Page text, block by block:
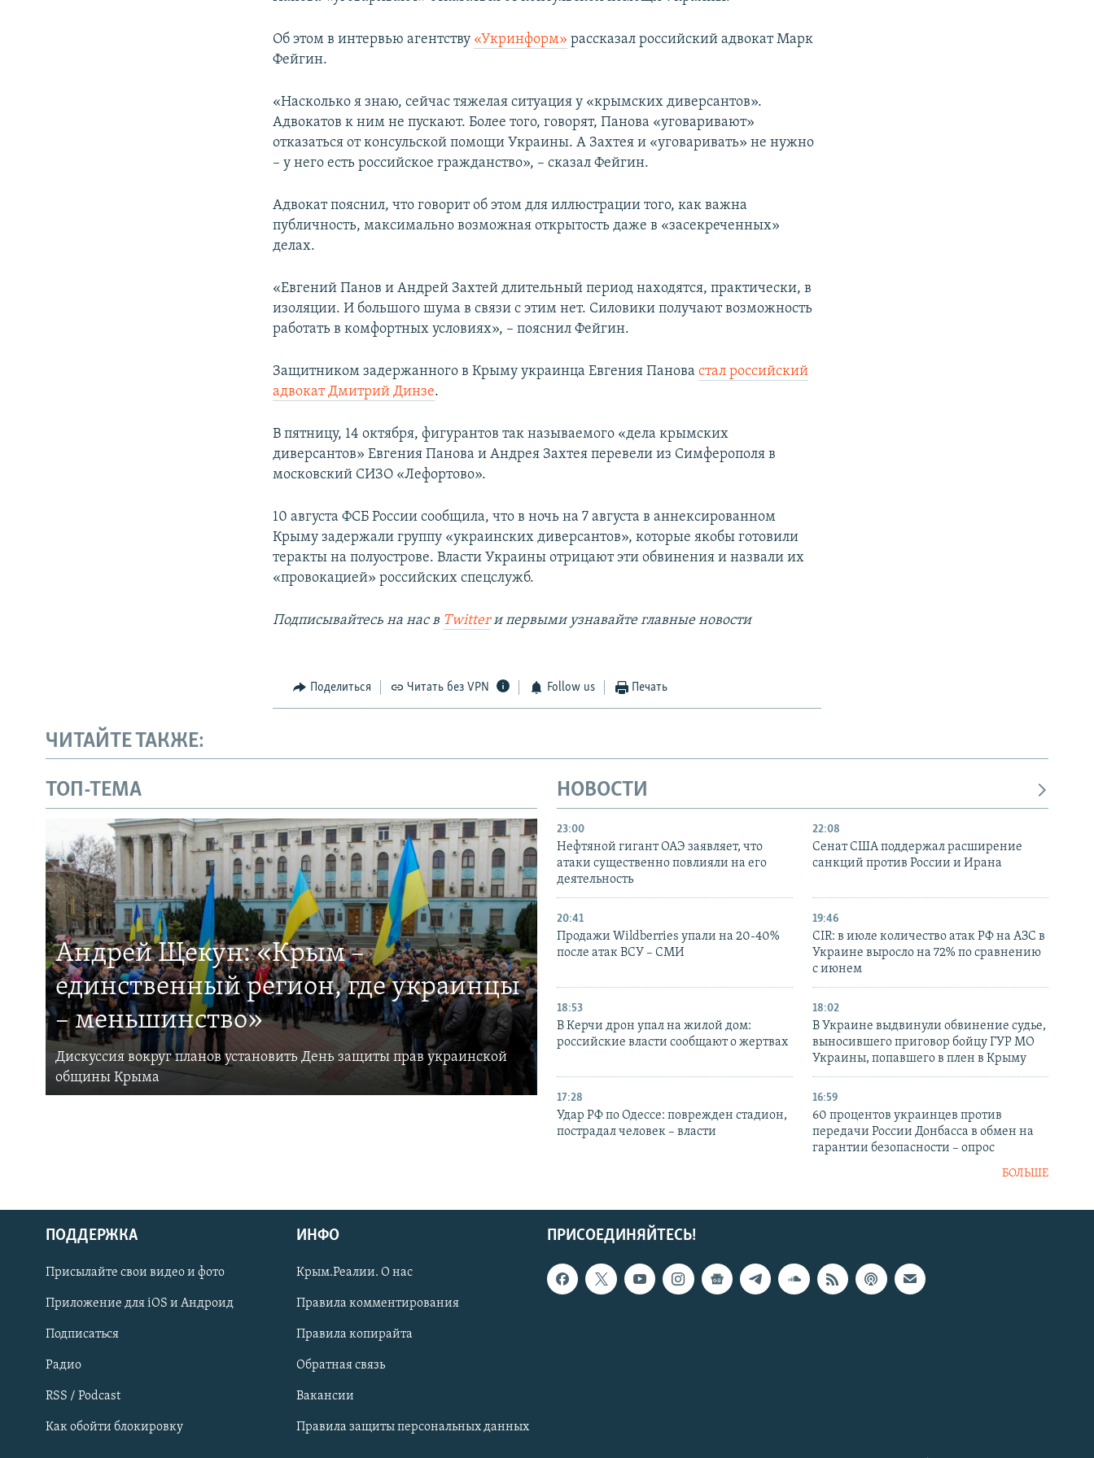
Українською
Qırımtatar
ПРИСОЕДИНЯЙТЕСЬ!
Об этом в интервью агентству «Укринформ» рассказал российский адвокат Марк
Фейгин.
«Насколько я знаю, сейчас тяжелая ситуация у «крымских диверсантов».
Адвокатов к ним не пускают. Более того, говорят, Панова «уговаривают»
отказаться от консульской помощи Украины. А Захтея и «уговаривать» не нужно
– у него есть российское гражданство», – сказал Фейгин.
Адвокат пояснил, что говорит об этом для иллюстрации того, как важна
публичность, максимально возможная открытость даже в «засекреченных»
делах.
«Евгений Панов и Андрей Захтей длительный период находятся, практически, в
изоляции. И большого шума в связи с этим нет. Силовики получают возможность
работать в комфортных условиях», – пояснил Фейгин.
Защитником задержанного в Крыму украинца Евгения Пановастал российский
адвокат Дмитрий Динзе.
В пятницу, 14 октября, фигурантов так называемого «дела крымских
диверсантов» Евгения Панова и Андрея Захтея перевели из Симферополя в
московский СИЗО «Лефортово».
10 августа ФСБ России сообщила, что в ночь на 7 августа в аннексированном
Крыму задержали группу «украинских диверсантов», которые якобы готовили
теракты на полуострове. Власти Украины отрицают эти обвинения и назвали их
«провокацией» российских спецслужб.
Подписывайтесь на наc в Twitterи первыми узнавайте главные новости
Поделиться Читать без VPN Follow us Печать
ЧИТАЙТЕ ТАКЖЕ:
ТОП-ТЕМА
Андрей Щекун: «Крым –
единственный регион, где украинцы
– меньшинство»
Дискуссия вокруг планов установить День защиты прав украинской
общины Крыма
НОВОСТИ
23:00
Нефтяной гигант ОАЭ заявляет, что
атаки существенно повлияли на его
деятельность
22:08
Сенат США поддержал расширение
санкций против России и Ирана
20:41
Продажи Wildberries упали на 20-40%
после атак ВСУ – СМИ
19:46
CIR: в июле количество атак РФ на АЗС в
Украине выросло на 72% по сравнению
с июнем
18:53
В Керчи дрон упал на жилой дом:
российские власти сообщают о жертвах
18:02
В Украине выдвинули обвинение судье,
выносившего приговор бойцу ГУР МО
Украины, попавшего в плен в Крыму
17:28
Удар РФ по Одессе: поврежден стадион,
пострадал человек – власти
16:59
60 процентов украинцев против
передачи России Донбасса в обмен на
гарантии безопасности – опрос
БОЛЬШЕ
ПРИСОЕДИНЯЙТЕСЬ!
ПОДДЕРЖКА
Присылайте свои видео и фото
Приложение для iOS и Андроид
Подписаться
Радио
RSS / Podcast
Как обойти блокировку
ИНФО
Крым.Реалии. О нас
Правила комментирования
Правила копирайта
Обратная связь
Вакансии
Правила защиты персональных данных